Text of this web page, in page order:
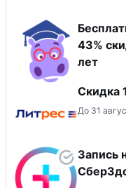
43%
лет
Скидка
До 31
Запись